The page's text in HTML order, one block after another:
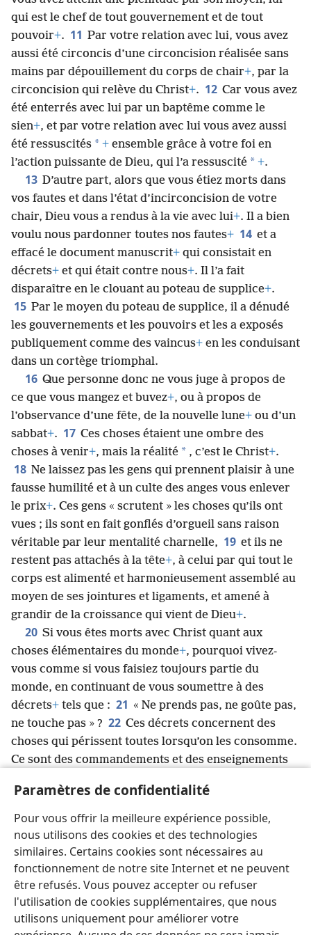
Paramètres de confidentialité
Pour vous offrir la meilleure expérience possible,
nous utilisons des cookies et des technologies
similaires. Certains cookies sont nécessaires au
fonctionnement de notre site Internet et ne peuvent
être refusés. Vous pouvez accepter ou refuser
l'utilisation de cookies supplémentaires, que nous
utilisons uniquement pour améliorer votre
qui est le chef de tout gouvernement et de tout
pouvoir+. 11 Par votre relation avec lui, vous avez
aussi été circoncis d’une circoncision réalisée sans
mains par dépouillement du corps de chair+, par la
circoncision qui relève du Christ+. 12 Car vous avez
été enterrés avec lui par un baptême comme le
sien+, et par votre relation avec lui vous avez aussi
été ressuscités * + ensemble grâce à votre foi en
l’action puissante de Dieu, qui l’a ressuscité * +.
13 D’autre part, alors que vous étiez morts dans
vos fautes et dans l’état d’incirconcision de votre
chair, Dieu vous a rendus à la vie avec lui+. Il a bien
voulu nous pardonner toutes nos fautes+ 14 et a
effacé le document manuscrit+ qui consistait en
décrets+ et qui était contre nous+. Il l’a fait
disparaître en le clouant au poteau de supplice+.
15 Par le moyen du poteau de supplice, il a dénudé
les gouvernements et les pouvoirs et les a exposés
publiquement comme des vaincus+ en les conduisant
dans un cortège triomphal.
16 Que personne donc ne vous juge à propos de
ce que vous mangez et buvez+, ou à propos de
l’observance d’une fête, de la nouvelle lune+ ou d’un
sabbat+. 17 Ces choses étaient une ombre des
choses à venir+, mais la réalité * , c’est le Christ+.
18 Ne laissez pas les gens qui prennent plaisir à une
fausse humilité et à un culte des anges vous enlever
le prix+. Ces gens « scrutent » les choses qu’ils ont
vues ; ils sont en fait gonflés d’orgueil sans raison
véritable par leur mentalité charnelle, 19 et ils ne
restent pas attachés à la tête+, à celui par qui tout le
corps est alimenté et harmonieusement assemblé au
moyen de ses jointures et ligaments, et amené à
grandir de la croissance qui vient de Dieu+.
20 Si vous êtes morts avec Christ quant aux
choses élémentaires du monde+, pourquoi vivez-​
vous comme si vous faisiez toujours partie du
monde, en continuant de vous soumettre à des
décrets+ tels que : 21 « Ne prends pas, ne goûte pas,
ne touche pas » ? 22 Ces décrets concernent des
choses qui périssent toutes lorsqu’on les consomme.
Ce sont des commandements et des enseignements
apparence de sagesse par un culte que l’on s’impose
à soi-​même et par une fausse humilité, un dur
traitement du corps+, elles n’ont aucune valeur pour
combattre les désirs de la chair.
Français Partager Préférences